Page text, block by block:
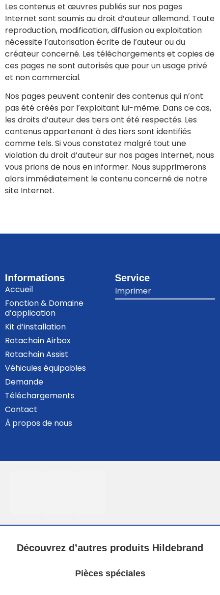
Les contenus et œuvres publiés sur nos pages
Internet sont soumis au droit d’auteur allemand. Toute
reproduction, modification, diffusion ou exploitation
nécessite l’autorisation écrite de l’auteur ou du
créateur concerné. Les téléchargements et copies de
ces pages ne sont autorisés que pour un usage privé
et non commercial.
Nos pages peuvent contenir des contenus qui n’ont
pas été créés par l’exploitant lui-même. Dans ce cas,
les droits d’auteur des tiers ont été respectés. Les
contenus appartenant à des tiers sont identifiés
comme tels. Si vous constatez malgré tout une
violation du droit d’auteur sur nos pages Internet, nous
vous prions de nous en informer. Nous supprimerons
alors immédiatement le contenu concerné de notre
site Internet.
Informations
Accueil
Fonction & Domaine
d’application
Kit d’installation
Rotachain Airbox
Rotachain Assist
Véhicules équipables
Demande
Téléchargements
Contact
À propos de nous
Service
Imprimer
Découvrez d’autres produits Hildebrand
Pièces spéciales